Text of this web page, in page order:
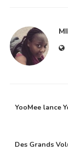
YooMee lance
Des Grands